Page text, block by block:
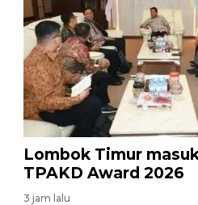
Lombok Timur
TPAKD Award 2026
3 jam lalu